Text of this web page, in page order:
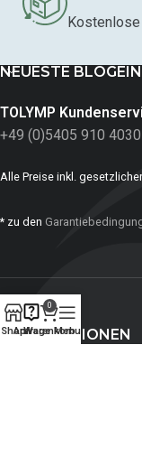
Kostenlose
NEUESTE
TOLYMP
+49 (0)5405 910 4030
Alle Preise inkl.
* zu den
INFORMATIONEN
ShopAnfrage
0
Warenkorb
Menu